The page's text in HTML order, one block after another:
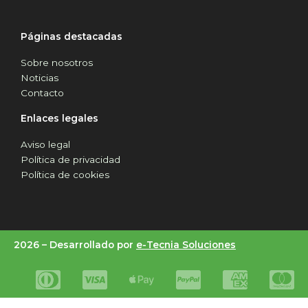
Páginas destacadas
Sobre nosotros
Noticias
Contacto
Enlaces legales
Aviso legal
Política de privacidad
Política de cookies
2026 – Desarrollado por e-Tecnia Soluciones